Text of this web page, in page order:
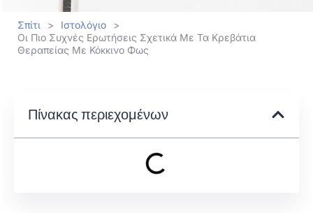
Σπίτι > Ιστολόγιο
>
Οι Πιο Συχνές Ερωτήσεις Σχετικά Με Τα Κρεβάτια
Θεραπείας Με Κόκκινο Φως
Πίνακας περιεχομένων